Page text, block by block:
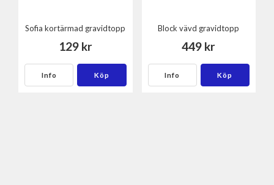
Sofia kortärmad gravidtopp
129 kr
Info Köp
Block vävd gravidtopp
449 kr
Info Köp